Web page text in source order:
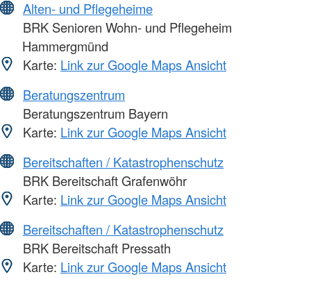
Alten- und Pflegeheime
BRK Senioren Wohn- und Pflegeheim
Hammergmünd
Karte: Link zur Google Maps Ansicht
Beratungszentrum
Beratungszentrum Bayern
Karte: Link zur Google Maps Ansicht
Bereitschaften / Katastrophenschutz
BRK Bereitschaft Grafenwöhr
Karte: Link zur Google Maps Ansicht
Bereitschaften / Katastrophenschutz
BRK Bereitschaft Pressath
Karte: Link zur Google Maps Ansicht